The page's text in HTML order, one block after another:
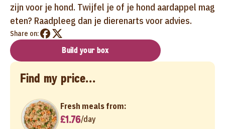
zijn voor je hond. Twijfel je of je hond aardappel mag
eten? Raadpleeg dan je dierenarts voor advies.
Share on:
Build your box
Find my price...
Fresh meals from:
£1.76/day